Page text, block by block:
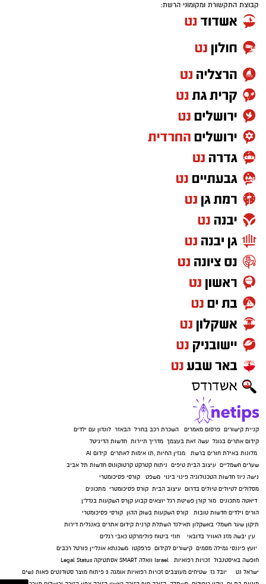
קבוצת התקשורת ומקומוני הרשת:
קניית קישורים פרסום מאמרים השכרת רכב בחו"ל הבאזר לונדון עם ילדים
קידום אתרים בגוגל עשה זאת בעצמך מדריך תיירות חדשות הדיגיטל
מלונות באילת חורים ברשת מגזין החיות ,תו אימות לאתרים קידום AI
שערים חשמליים עיצוב הבית טיפים ניתוח קטרקט קרטוקונוס חדשות תל אביב
נישה ניוז חדשות הטכנולוגיה פינוי בינוי משפט
קורסי פסיכומטרי
מסלולים לטיולים טיולים בדרום עיצוב הבית קורס פסיכומטרי מתכונים
דיאטה מתכונים מור קורן פשיטת רגל יוצאים קבוע קןרס השקעות בנדל"ן
הורים וילדים חדשות טובות קורס השקעות בשוק ההון קורסי פסיכומטרי
תיקון שער חשמלי באשקלון תאילנד השתלת קרנית קידום אתרים באנגלית דירות
עין יבשה מזג האוויר בדובאי חוזי ביטוח פולימרקט כאבי רגלים
יועץ פיננסי גמילה מסמים קישורים לקידום פרפקטו משכנתא אונליין פורטל רכבים
חופשה באיסטנבול זכויות רפואיות Israel וואלה SMART אסתטיקה Legal Status
ישראל נט
יובל גז שטיחים מעוצבים זכויות רפואיות אומגה 3 פיתוח מוצר סטודנטים פאות נשים